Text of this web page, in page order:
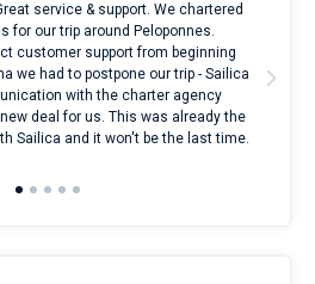
service & support. We chartered
for our trip around Peloponnes.
customer support from beginning
we had to postpone our trip - Sailica
with the charter agency
deal for us. This was already the
Sailica and it won't be the last time.